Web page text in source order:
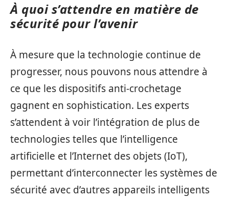
À quoi s’attendre en matière de
sécurité pour l’avenir
À mesure que la technologie continue de
progresser, nous pouvons nous attendre à
ce que les dispositifs anti-crochetage
gagnent en sophistication. Les experts
s’attendent à voir l’intégration de plus de
technologies telles que l’intelligence
artificielle et l’Internet des objets (IoT),
permettant d’interconnecter les systèmes de
sécurité avec d’autres appareils intelligents